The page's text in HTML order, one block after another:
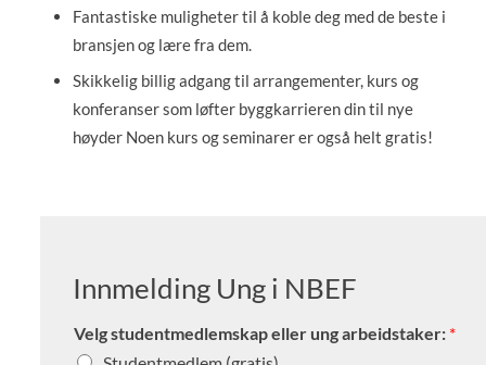
Fantastiske muligheter til å koble deg med de beste i
bransjen og lære fra dem.
Skikkelig billig adgang til arrangementer, kurs og
konferanser som løfter byggkarrieren din til nye
høyder Noen kurs og seminarer er også helt gratis!
Innmelding Ung i NBEF
Velg studentmedlemskap eller ung arbeidstaker: *